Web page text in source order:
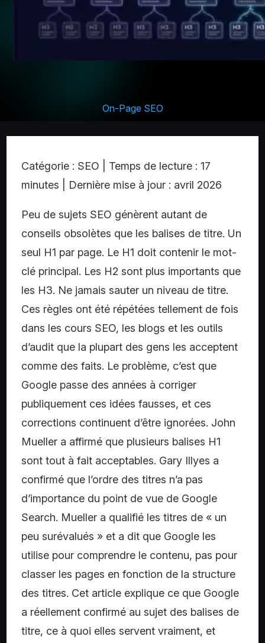
On-Page SEO
Catégorie : SEO | Temps de lecture : 17
minutes | Dernière mise à jour : avril 2026
Peu de sujets SEO génèrent autant de
conseils obsolètes que les balises de titre. Un
seul H1 par page. Le H1 doit contenir le mot-
clé principal. Les H2 sont plus importants que
les H3. Ne jamais sauter un niveau de titre.
Ces règles ont été répétées tellement de fois
dans les cours SEO, les blogs et les outils
d’audit que la plupart des gens les acceptent
comme des faits. Le problème, c’est que
Google passe des années à corriger
publiquement ces idées fausses, et ces
corrections continuent d’être ignorées. John
Mueller a affirmé que plusieurs balises H1
sont tout à fait acceptables. Gary Illyes a
confirmé que l’ordre des titres n’a pas
d’importance du point de vue de Google
Search. Mueller a qualifié les titres de « un
peu surévalués » et a dit que Google les
utilise pour comprendre le contenu, pas pour
classer les pages en fonction de la structure
des titres. Cet article explique ce que Google
a réellement confirmé au sujet des balises de
titre, ce à quoi elles servent vraiment, et